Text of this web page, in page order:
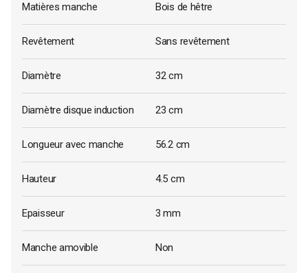
Matières manche Bois de hêtre
Revêtement Sans revêtement
Diamètre 32 cm
Diamètre disque induction 23 cm
Longueur avec manche 56.2 cm
Hauteur 4.5 cm
Epaisseur 3 mm
Manche amovible Non